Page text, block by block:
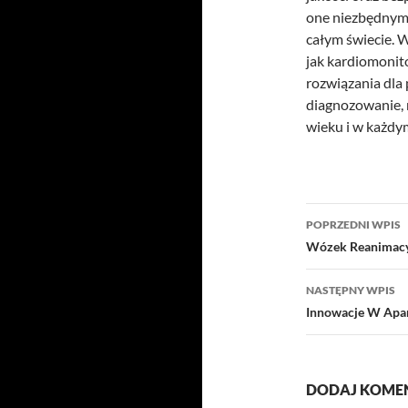
one
całym świecie.
jak
rozwiązania dla
wieku i w
wpisu
POPRZEDNI WPIS
Wózek
NASTĘPNY WPIS
Innowacje W
DODAJ